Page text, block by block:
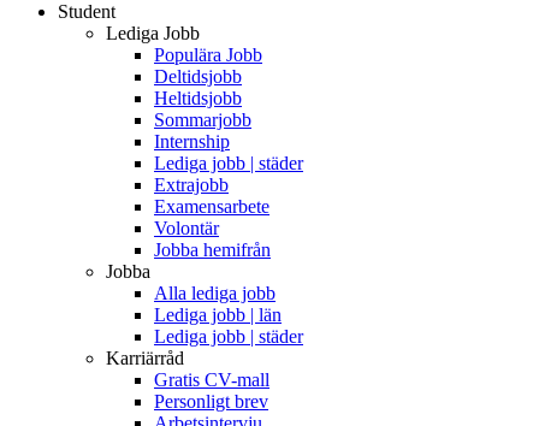
Student
Lediga Jobb
Populära Jobb
Deltidsjobb
Heltidsjobb
Sommarjobb
Internship
Lediga jobb | städer
Extrajobb
Examensarbete
Volontär
Jobba hemifrån
Jobba
Alla lediga jobb
Lediga jobb | län
Lediga jobb | städer
Karriärråd
Gratis CV-mall
Personligt brev